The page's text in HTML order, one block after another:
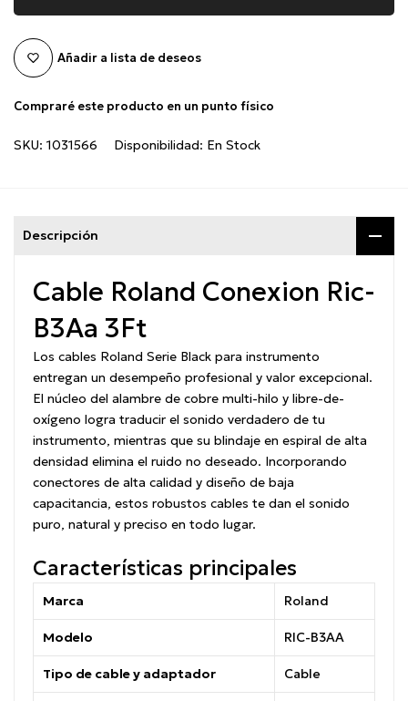
Añadir a lista de deseos
Compraré este producto en un punto físico
SKU: 1031566 Disponibilidad: En Stock
Descripción
Cable Roland Conexion Ric-
B3Aa 3Ft
Los cables Roland Serie Black para instrumento
entregan un desempeño profesional y valor excepcional.
El núcleo del alambre de cobre multi-hilo y libre-de-
oxígeno logra traducir el sonido verdadero de tu
instrumento, mientras que su blindaje en espiral de alta
densidad elimina el ruido no deseado. Incorporando
conectores de alta calidad y diseño de baja
capacitancia, estos robustos cables te dan el sonido
puro, natural y preciso en todo lugar.
Características principales
Marca Roland
Modelo RIC-B3AA
Tipo de cable y adaptador Cable